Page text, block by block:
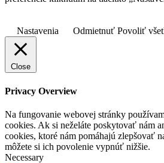
Nastavenia Odmietnuť Povoliť
Close
Privacy Overview
Na fungovanie webovej stránky
cookies. Ak si neželáte poskytovať nám
cookies, ktoré nám pomáhajú zlepšovať
môžete si ich povolenie vypnúť nižšie.
Necessary